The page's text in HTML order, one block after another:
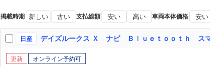
掲載時期 新しい 古い 支払総額 安い 高い 車両本体価格 安い
日産
更新 オンライン予約可